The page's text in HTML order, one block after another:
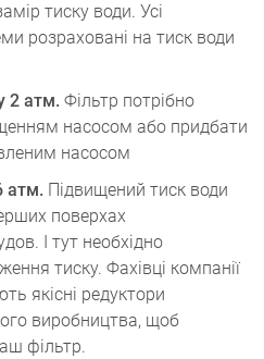
тиску води. Усі
розраховані на тиск води
2 атм. Фільтр потрібно
насосом або придбати
насосом
атм. Підвищений тиск води
поверхах
І тут необхідно
тиску. Фахівці компанії
якісні редуктори
виробництва, щоб
фільтр.